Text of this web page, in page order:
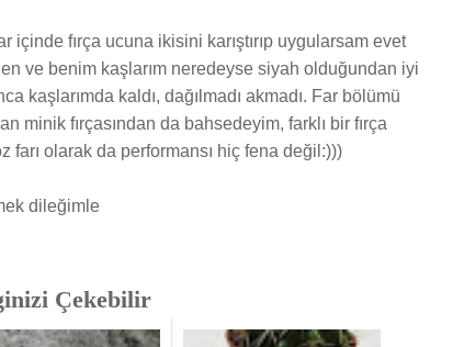
içinde fırça ucuna ikisini karıştırıp uygularsam evet
ve benim kaşlarım neredeyse siyah olduğundan iyi
kaşlarımda kaldı, dağılmadı akmadı. Far bölümü
minik fırçasından da bahsedeyim, farklı bir fırça
farı olarak da performansı hiç fena değil:)))
dileğimle
Çekebilir